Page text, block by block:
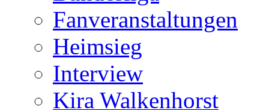
Fanveranstaltungen
Heimsieg
Interview
Kira Walkenhorst